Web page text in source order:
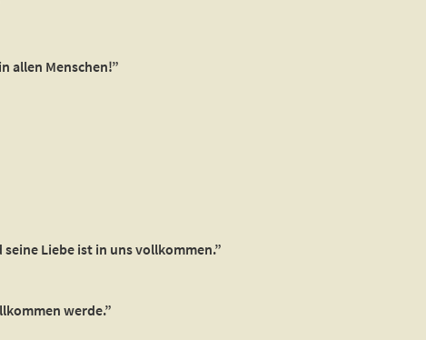
allen Menschen!”
Liebe ist in uns vollkommen.”
werde.”